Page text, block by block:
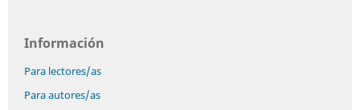
Información
Para lectores/as
Para autores/as